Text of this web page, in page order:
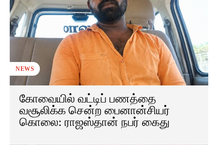
NEWS
கோவையில் வட்டிப் பணத்தை
வசூலிக்க சென்ற பைனான்சியர்
கொலை: ராஜஸ்தான் நபர் கைது